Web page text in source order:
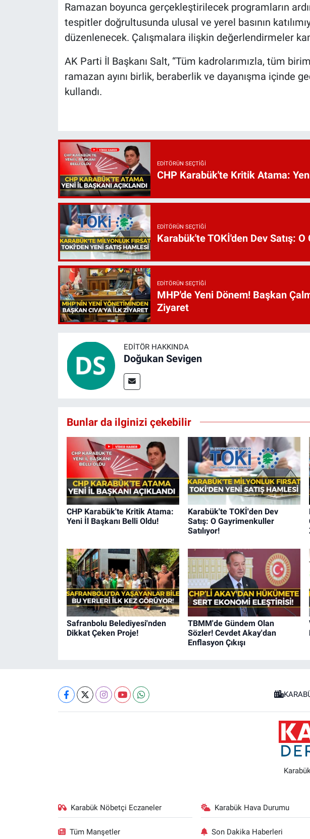
Ramazan boyunca gerçekleştirilecek programların
tespitler doğrultusunda ulusal ve yerel basının
düzenlenecek. Çalışmalara ilişkin değerlendirmeler
AK Parti İl Başkanı Salt, “Tüm kadrolarımızla, tüm
ramazan ayını birlik, beraberlik ve dayanışma içinde
kullandı.
EDITÖRÜN SEÇTIĞI
CHP Karabük'te Kritik Atama:
EDITÖRÜN SEÇTIĞI
Karabük'te TOKİ'den Dev Satış:
EDITÖRÜN SEÇTIĞI
MHP'de Yeni Dönem! Başkan
Ziyaret
EDITÖR HAKKINDA
Doğukan Sevigen
Bunlar da ilginizi çekebilir
CHP Karabük'te Kritik Atama:
Yeni İl Başkanı Belli Oldu!
Karabük'te TOKİ'den Dev
Satış: O Gayrimenkuller
Satılıyor!
Safranbolu Belediyesi'nden
Dikkat Çeken Proje!
TBMM'de Gündem Olan
Sözler! Cevdet Akay'dan
Enflasyon Çıkışı
Karabük Nöbetçi Eczaneler Karabük Hava Durumu
Tüm Manşetler Son Dakika Haberleri